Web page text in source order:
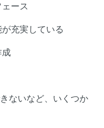
ース
充実している
成
ないなど、いくつか